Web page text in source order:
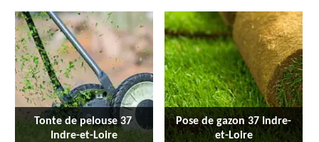
Tonte de pelouse 37
Indre-et-Loire
Pose de gazon 37 Indre-
et-Loire